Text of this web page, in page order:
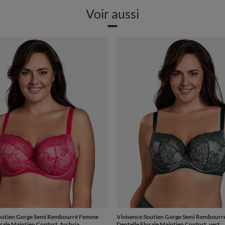
Voir aussi
Gorge Semi Rembourré Femme
Vivisence Soutien Gorge Semi